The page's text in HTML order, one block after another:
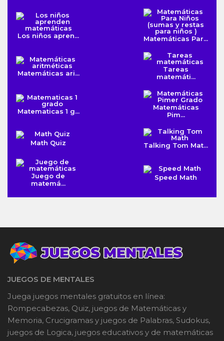
Los niños apren... Matemáticas Par...
Matemáticas ari...
Tareas
matemáti...
Matematicas 1 g...
Matemáticas
Pim...
Math Quiz Talking Tom Mat...
Juego de
matemá...
Speed Math
JUEGOS DE MENTALES
Juega juegos mentales gratuitos en línea:
Rompecabezas, Quiz, juegos de Matemáticas y
Memoria, Crucigramas y juegos de Palabras, Sudokus,
juegos de Logica, juegos educativos y de matemáticas